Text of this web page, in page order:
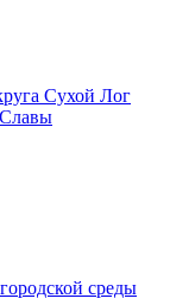
Сухой Лог
среды